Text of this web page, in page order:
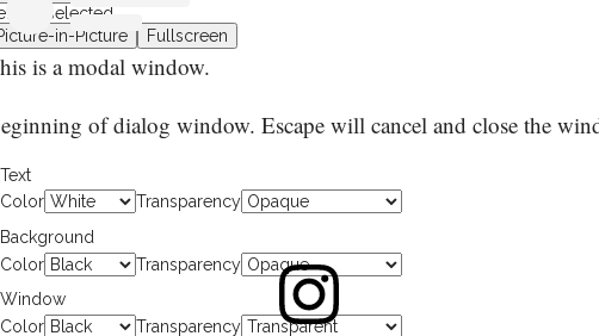
, selected
in-Picture
Fullscreen
is a modal window.
of dialog window. Escape will cancel and close the
Text
Color
Transparency
Background
Color
Transparency
Window
Color
Transparency